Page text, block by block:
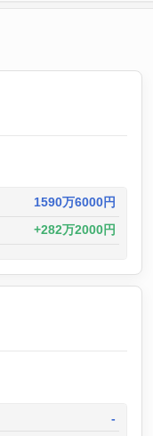
1590万6000円
282万2000円
-